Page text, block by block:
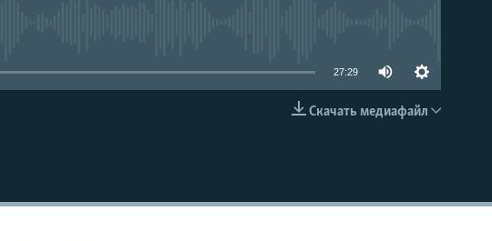
EMBED
27:29
Скачать медиафайл